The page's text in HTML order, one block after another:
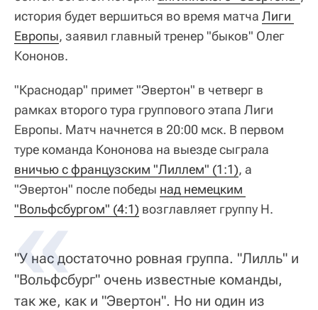
история будет вершиться во время матча Лиги
Европы, заявил главный тренер "быков" Олег
Кононов.
"Краснодар" примет "Эвертон" в четверг в
рамках второго тура группового этапа Лиги
Европы. Матч начнется в 20:00 мск. В первом
туре команда Кононова на выезде сыграла
вничью с французским "Лиллем" (1:1), а
"Эвертон" после победы над немецким
"Вольфсбургом" (4:1) возглавляет группу H.
"У нас достаточно ровная группа. "Лилль" и
"Вольфсбург" очень известные команды,
так же, как и "Эвертон". Но ни один из